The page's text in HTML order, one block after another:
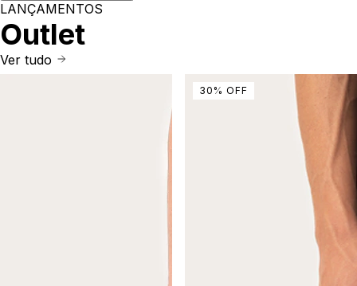
LANÇAMENTOS
Outlet
Ver tudo
30 % OFF